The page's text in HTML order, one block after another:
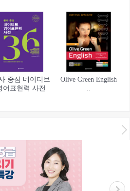
중심 네이티브
어표현력 사전
Olive Green English